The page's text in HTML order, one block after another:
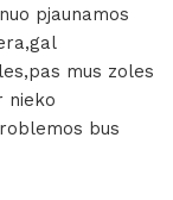
pjaunamos
mus zoles
nieko
bus